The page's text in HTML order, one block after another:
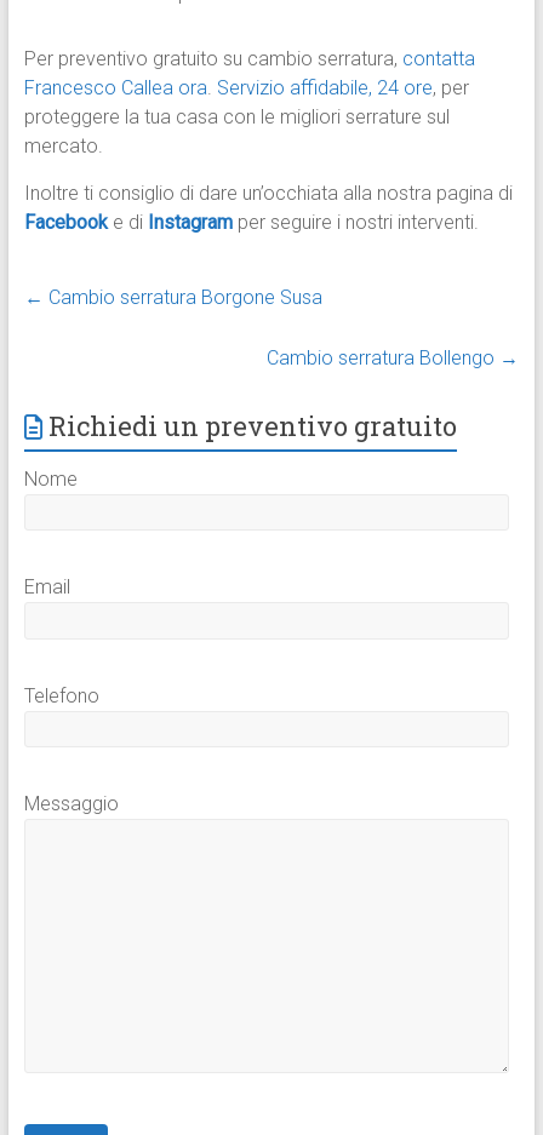
Per preventivo gratuito su cambio serratura, contatta
Francesco Callea ora. Servizio affidabile, 24 ore, per
proteggere la tua casa con le migliori serrature sul
mercato.
Inoltre ti consiglio di dare un’occhiata alla nostra pagina di
Facebook e di Instagram per seguire i nostri interventi.
← Cambio serratura Borgone Susa
Cambio serratura Bollengo →
Richiedi un preventivo gratuito
Nome
Email
Telefono
Messaggio